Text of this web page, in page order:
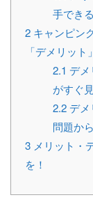
手できる
2 キャンピン
「デメリット」
2.1 デ
がすぐ
2.2 デ
問題か
3 メリット・
を！